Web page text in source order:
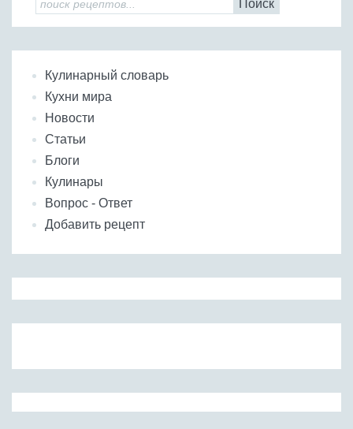
Поиск
Кулинарный словарь
Кухни мира
Новости
Статьи
Блоги
Кулинары
Вопрос - Ответ
Добавить рецепт